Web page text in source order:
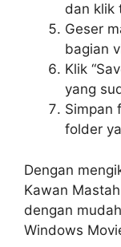
dan klik
Geser
bagian
Klik
yang
Simpan
folder
Dengan
Kawan
dengan
Windows